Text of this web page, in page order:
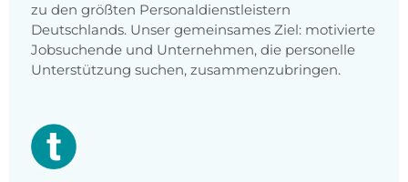
zu den größten Personaldienstleistern
Deutschlands. Unser gemeinsames Ziel: motivierte
Jobsuchende und Unternehmen, die personelle
Unterstützung suchen, zusammenzubringen.